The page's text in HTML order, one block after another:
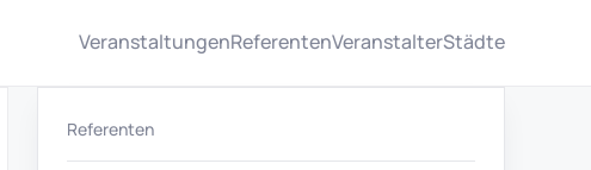
VeranstaltungenReferentenVeranstalterStädte
Referenten